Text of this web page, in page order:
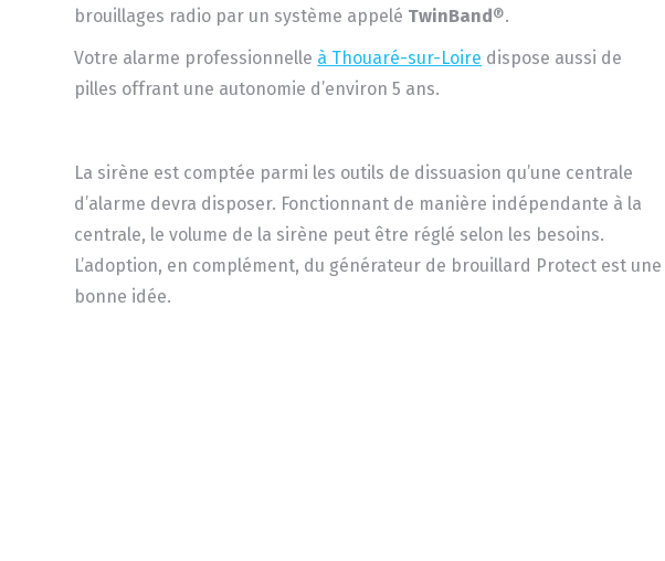
brouillages radio par un système appelé TwinBand®.
Votre alarme professionnelle à Thouaré-sur-Loire dispose aussi de
pilles offrant une autonomie d’environ 5 ans.
La sirène est comptée parmi les outils de dissuasion qu’une centrale
d’alarme devra disposer. Fonctionnant de manière indépendante à la
centrale, le volume de la sirène peut être réglé selon les besoins.
L’adoption, en complément, du générateur de brouillard Protect est une
bonne idée.